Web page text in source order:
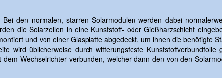
den normalen, starren Solarmodulen werden dabei
die Solarzellen in eine Kunststoff- oder Gießharzschicht
und von einer Glasplatte abgedeckt, um ihnen die benötigte
wird üblicherweise durch witterungsfeste Kunststoffverbundfolie
Wechselrichter verbunden, welcher dann den von den